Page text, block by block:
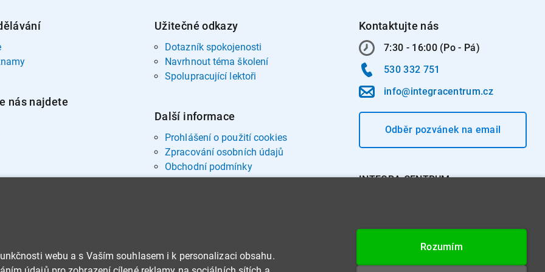
nás najdete
Užitečné odkazy
Dotazník spokojenosti
Navrhnout téma školení
Spolupracující lektoři
Další informace
Prohlášení o použití cookies
Zpracování osobních údajů
Obchodní podmínky
Kontaktujte nás
7:30 - 16:00 (Po - Pá)
530 332 751
info@integracentrum.cz
Odběr pozvánekna email
INTEGRA CENTRUM s.r.o.
DIČ: CZ26234203
webu a s Vaším souhlasem i k personalizaci obsahu.
Rozumím